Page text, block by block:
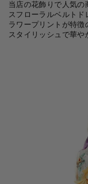
当店の花飾りで人気の
スフローラルベルト
ラワープリントが特
スタイリッシュで華や